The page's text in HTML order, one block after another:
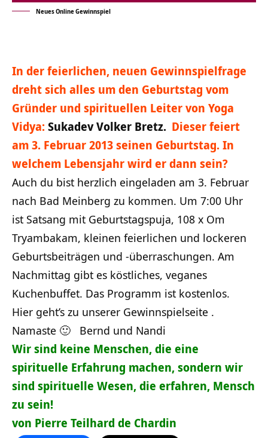
Neues Online Gewinnspiel
In der feierlichen, neuen Gewinnspielfrage
dreht sich alles um den Geburtstag vom
Gründer und spirituellen Leiter von Yoga
Vidya: Sukadev Volker Bretz. Dieser feiert
am 3. Februar 2013 seinen Geburtstag. In
welchem Lebensjahr wird er dann sein?
Auch du bist herzlich eingeladen am 3. Februar
nach Bad Meinberg zu kommen. Um 7:00 Uhr
ist Satsang mit Geburtstagspuja, 108 x Om
Tryambakam, kleinen feierlichen und lockeren
Geburtsbeiträgen und -überraschungen. Am
Nachmittag gibt es köstliches, veganes
Kuchenbuffet. Das Programm ist kostenlos.
Hier geht’s zu unserer Gewinnspielseite .
Namaste 🙂 Bernd und Nandi
Wir sind keine Menschen, die eine
spirituelle Erfahrung machen, sondern wir
sind spirituelle Wesen, die erfahren, Mensch
zu sein!
von Pierre Teilhard de Chardin